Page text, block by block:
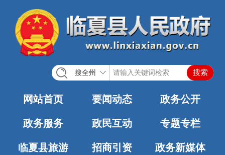
搜全州
网站首页 要闻动态 政务公开
政务服务 政民互动 专题专栏
临夏县旅游 招商引资 政务新媒体